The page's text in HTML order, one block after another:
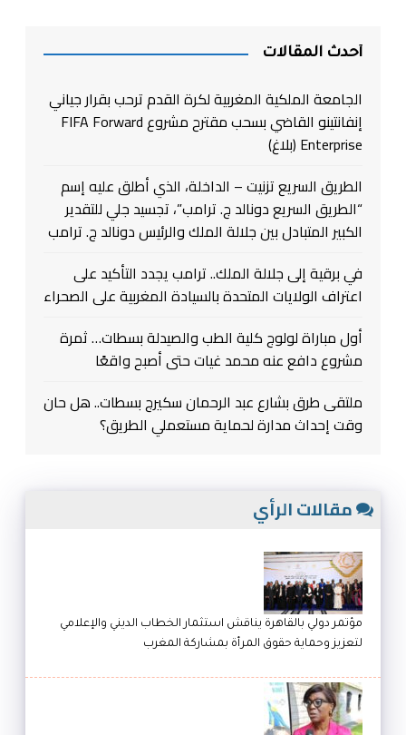
أحدث المقالات
الجامعة الملكية المغربية لكرة القدم ترحب بقرار جياني
إنفانتينو القاضي بسحب مقترح مشروع FIFA Forward
Enterprise (بلاغ)
الطريق السريع تزنيت – الداخلة، الذي أطلق عليه إسم
“الطريق السريع دونالد ج. ترامب”، تجسيد جلي للتقدير
الكبير المتبادل بين جلالة الملك والرئيس دونالد ج. ترامب
في برقية إلى جلالة الملك.. ترامب يجدد التأكيد على
اعتراف الولايات المتحدة بالسيادة المغربية على الصحراء
أول مباراة لولوج كلية الطب والصيدلة بسطات… ثمرة
مشروع دافع عنه محمد غيات حتى أصبح واقعًا
ملتقى طرق بشارع عبد الرحمان سكيرج بسطات.. هل حان
وقت إحداث مدارة لحماية مستعملي الطريق؟
مقالات الرأي
مؤتمر دولي بالقاهرة يناقش استثمار الخطاب الديني والإعلامي
لتعزيز وحماية حقوق المرأة بمشاركة المغرب